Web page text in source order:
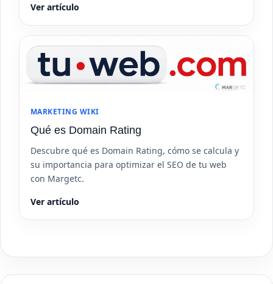
Ver artículo
MARKETING WIKI
Qué es Domain Rating
Descubre qué es Domain Rating, cómo se calcula y
su importancia para optimizar el SEO de tu web
con Margetc.
Ver artículo